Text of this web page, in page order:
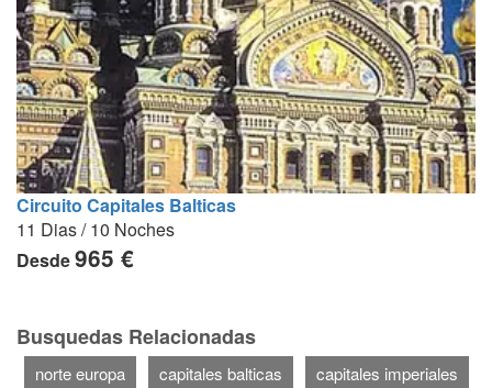
Circuito Capitales Balticas
11 Dias / 10 Noches
Desde965 €
Busquedas Relacionadas
norte europa capitales balticas
capitales imperiales